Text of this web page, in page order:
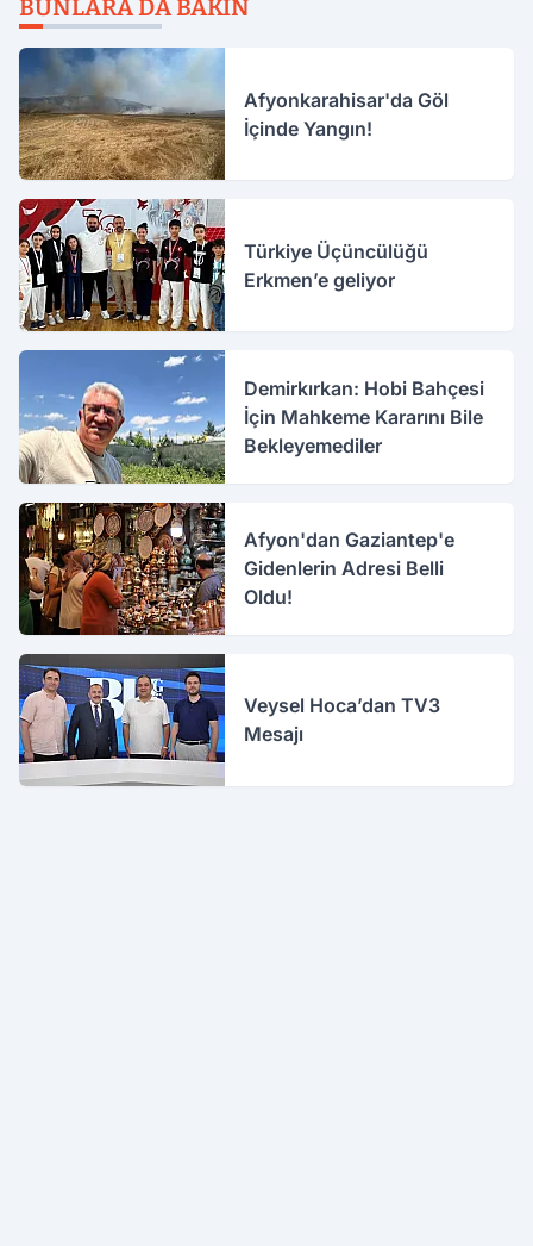
BUNLARA DA BAKIN
Afyonkarahisar'da Göl
İçinde Yangın!
Türkiye Üçüncülüğü
Erkmen’e geliyor
Demirkırkan: Hobi Bahçesi
İçin Mahkeme Kararını Bile
Bekleyemediler
Afyon'dan Gaziantep'e
Gidenlerin Adresi Belli
Oldu!
Veysel Hoca’dan TV3
Mesajı